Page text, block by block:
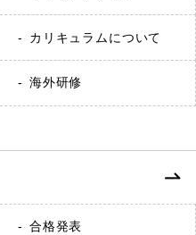
カリキュラムについて
海外研修
合格発表